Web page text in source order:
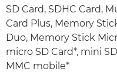
SD Card, SDHC Card,
Card Plus, Memory
Duo, Memory Stick
micro SD Card*, mini
MMC mobile*